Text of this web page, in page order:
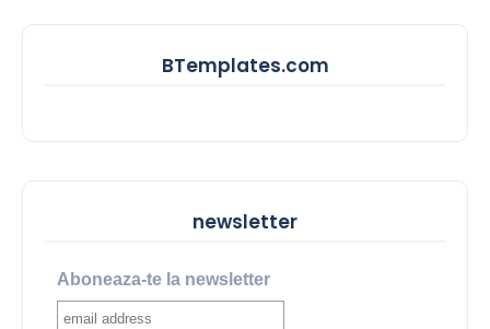
BTemplates.com
newsletter
Aboneaza-te la newsletter